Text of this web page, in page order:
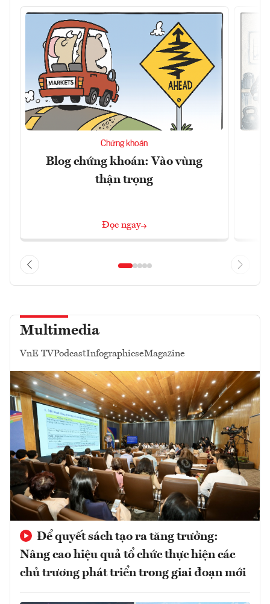
Chứng khoán
Blog chứng khoán: Vào vùng
thận trọng
Đọc ngay
Multimedia
VnE TVPodcastInfographicseMagazine
Để quyết sách tạo ra tăng trưởng:
Nâng cao hiệu quả tổ chức thực hiện các
chủ trương phát triển trong giai đoạn mới